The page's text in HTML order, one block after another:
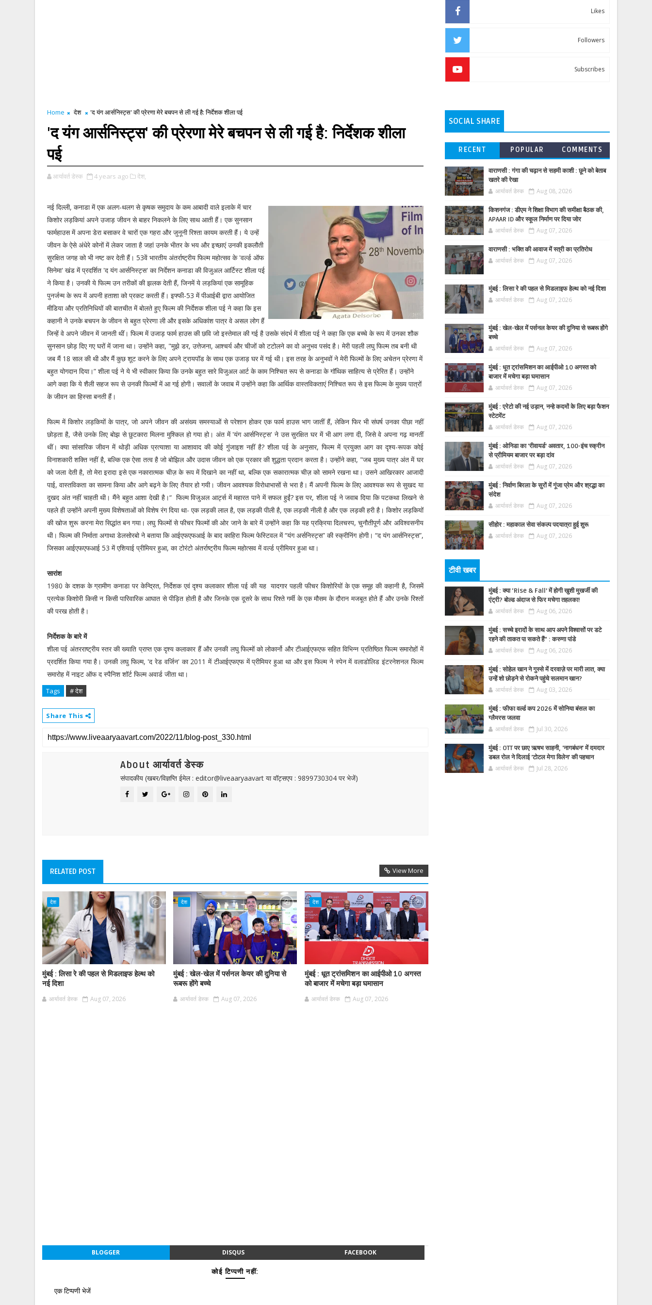
Home देश 'द यंग आर्सनिस्ट्स' की प्रेरणा मेरे बचपन से ली गई है: निर्देशक शीला पई
'द यंग आर्सनिस्ट्स' की प्रेरणा मेरे बचपन से ली गई है: निर्देशक शीला
पई
आर्यावर्त डेस्क 4 years ago देश,
नई दिल्ली, कनाडा में एक अलग-थलग से कृषक समुदाय के कम आबादी वाले इलाके में चार
किशोर लड़कियां अपने उजाड़ जीवन से बाहर निकलने के लिए साथ आती हैं। एक सुनसान
फार्महाउस में अपना डेरा बसाकर वे चारों एक गहरा और जुनूनी रिश्ता कायम करती हैं। ये उन्हें
जीवन के ऐसे अंधेरे कोनों में लेकर जाता है जहां उनके भीतर के भय और इच्छाएं उनकी इकलौती
सुरक्षित जगह को भी नष्ट कर देती हैं। 53वें भारतीय अंतर्राष्ट्रीय फिल्म महोत्सव के 'वर्ल्ड ऑफ
सिनेमा' खंड में प्रदर्शित 'द यंग आर्सनिस्ट्स' का निर्देशन कनाडा की विजुअल आर्टिस्ट शीला पई
ने किया है। उनकी ये फिल्म उन तरीकों की झलक देती हैं, जिनमें ये लड़कियां एक सामूहिक
पुनर्जन्म के रूप में अपनी हताशा को प्रकट करती हैं। इफ्फी-53 में पीआईबी द्वारा आयोजित
मीडिया और प्रतिनिधियों की बातचीत में बोलते हुए फिल्म की निर्देशक शीला पई ने कहा कि इस
कहानी ने उनके बचपन के जीवन से बहुत प्रेरणा ली और इसके अधिकांश पात्र वे असल लोग हैं
जिन्हें वे अपने जीवन में जानती थीं। फिल्म में उजाड़ फार्म हाउस की छवि जो इस्तेमाल की गई है उसके संदर्भ में शीला पई ने कहा कि एक बच्चे के रूप में उनका शौक
सुनसान छोड़ दिए गए घरों में जाना था। उन्होंने कहा, "मुझे डर, उत्तेजना, आश्चर्य और चीजों को टटोलने का वो अनुभव पसंद है। मेरी पहली लघु फिल्म तब बनी थी
जब मैं 18 साल की थी और मैं कुछ शूट करने के लिए अपने ट्रायपॉड के साथ एक उजाड़ घर में गई थी। इस तरह के अनुभवों ने मेरी फिल्मों के लिए अचेतन प्रेरणा में
बहुत योगदान दिया।” शीला पई ने ये भी स्वीकार किया कि उनके बहुत सारे विजुअल आर्ट के काम निश्चित रूप से कनाडा के गॉथिक साहित्य से प्रेरित हैं। उन्होंने
आगे कहा कि ये शैली सहज रूप से उनकी फिल्मों में आ गई होगी। सवालों के जवाब में उन्होंने कहा कि आर्थिक वास्तविकताएं निश्चित रूप से इस फिल्म के मुख्य पात्रों
के जीवन का हिस्सा बनती हैं।
फिल्म में किशोर लड़कियों के पात्र, जो अपने जीवन की असंख्य समस्याओं से परेशान होकर एक फार्म हाउस भाग जातीं हैं, लेकिन फिर भी संघर्ष उनका पीछा नहीं
छोड़ता है, जैसे उनके लिए बोझ से छुटकारा मिलना मुश्किल हो गया हो। अंत में 'यंग आर्सनिस्ट्स' ने उस सुरक्षित घर में भी आग लगा दी, जिसे वे अपना गढ़ मानतीं
थीं। क्या सांसारिक जीवन में थोड़ी अधिक प्रत्याशा या आशावाद की कोई गुंजाइश नहीं है? शीला पई के अनुसार, फिल्म में प्रयुक्त आग का दृश्य-रूपक कोई
विनाशकारी शक्ति नहीं है, बल्कि एक ऐसा तत्व है जो बोझिल और उदास जीवन को एक प्रकार की शुद्धता प्रदान करता है। उन्होंने कहा, "जब मुख्य पात्र अंत में घर
को जला देती है, तो मेरा इरादा इसे एक नकारात्मक चीज़ के रूप में दिखाने का नहीं था, बल्कि एक सकारात्मक चीज़ को सामने रखना था। उसने आखिरकार आजादी
पाई, वास्तविकता का सामना किया और आगे बढ़ने के लिए तैयार हो गयी। जीवन आवश्यक विरोधाभासों से भरा है। मैं अपनी फिल्म के लिए आवश्यक रूप से सुखद या
दुखद अंत नहीं चाहती थी। मैंने बहुत आशा देखी है।“ फिल्म विजुअल आर्ट्स में महारत पाने में सफल हुईं? इस पर, शीला पई ने जवाब दिया कि पटकथा लिखने से
पहले ही उन्होंने अपनी मुख्य विशेषताओं को विशेष रंग दिया था- एक लड़की लाल है, एक लड़की पीली है, एक लड़की नीली है और एक लड़की हरी है। किशोर लड़कियों
की खोज शुरू करना मेरा सिद्धांत बन गया। लघु फिल्मों से फीचर फिल्मों की ओर जाने के बारे में उन्होंने कहा कि यह प्रक्रिया दिलचस्प, चुनौतीपूर्ण और अविश्वसनीय
थी। फिल्म की निर्माता अगाथा डेलसोरबो ने बताया कि आईएफएफआई के बाद काहिरा फिल्म फेस्टिवल में “यंग अर्सनिस्ट्स” की स्क्रीनिंग होगी। “द यंग आर्सनिस्ट्स”,
जिसका आईएफएफआई 53 में एशियाई प्रीमियर हुआ, का टोरंटो अंतर्राष्ट्रीय फिल्म महोत्सव में वर्ल्ड प्रीमियर हुआ था।
सारांश
1980 के दशक के ग्रामीण कनाडा पर केन्द्रित, निर्देशक एवं दृश्य कलाकार शीला पई की यह यादगार पहली फीचर किशोरियों के एक समूह की कहानी है, जिसमें
प्रत्येक किशोरी किसी न किसी पारिवारिक आघात से पीड़ित होती है और जिनके एक दूसरे के साथ रिश्ते गर्मी के एक मौसम के दौरान मजबूत होते हैं और उनके रिश्तों
की परख होती है।
निर्देशक के बारे में
शीला पई अंतरराष्ट्रीय स्तर की ख्याति प्राप्त एक दृश्य कलाकार हैं और उनकी लघु फिल्मों को लोकार्नो और टीआईएफएफ सहित विभिन्न प्रतिष्ठित फिल्म समारोहों में
प्रदर्शित किया गया है। उनकी लघु फिल्म, 'द रेड वर्जिन' का 2011 में टीआईएफएफ में प्रीमियर हुआ था और इस फिल्म ने स्पेन में वलाडोलिड इंटरनेशनल फिल्म
समारोह में नाइट ऑफ द स्पैनिश शॉर्ट फिल्म अवार्ड जीता था।
Tags # देश
Share This
About आर्यावर्त डेस्क
संपादकीय (खबर/विज्ञप्ति ईमेल : editor@liveaaryaavart या वॉट्सएप : 9899730304 पर भेजें)
RELATED POST View More
देश
मुंबई : लिसा रे की पहल से मिडलाइफ हेल्थ को
नई दिशा
आर्यावर्त डेस्क Aug 07, 2026
देश
मुंबई : खेल-खेल में पर्सनल केयर की दुनिया से
रूबरू होंगे बच्चे
आर्यावर्त डेस्क Aug 07, 2026
देश
मुंबई : धूत ट्रांसमिशन का आईपीओ 10 अगस्त
को बाजार में मचेगा बड़ा घमासान
आर्यावर्त डेस्क Aug 07, 2026
BLOGGER DISQUS FACEBOOK
कोई टिप्पणी नहीं:
एक टिप्पणी भेजें
Likes
Followers
Subscribes
SOCIAL SHARE
RECENT POPULAR COMMENTS
वाराणसी : गंगा की चढ़ान से सहमी काशी : छूने को बेताब
खतरे की रेखा
आर्यावर्त डेस्क Aug 08, 2026
किशनगंज : डीएम ने शिक्षा विभाग की समीक्षा बैठक की,
APAAR ID और स्कूल निर्माण पर दिया जोर
आर्यावर्त डेस्क Aug 07, 2026
वाराणसी : भक्ति की आवाज में स्त्री का प्रतिरोध
आर्यावर्त डेस्क Aug 07, 2026
मुंबई : लिसा रे की पहल से मिडलाइफ हेल्थ को नई दिशा
आर्यावर्त डेस्क Aug 07, 2026
मुंबई : खेल-खेल में पर्सनल केयर की दुनिया से रूबरू होंगे
बच्चे
आर्यावर्त डेस्क Aug 07, 2026
मुंबई : धूत ट्रांसमिशन का आईपीओ 10 अगस्त को
बाजार में मचेगा बड़ा घमासान
आर्यावर्त डेस्क Aug 07, 2026
मुंबई : एरेटो की नई उड़ान, नन्हे कदमों के लिए बड़ा फैशन
स्टेटमेंट
आर्यावर्त डेस्क Aug 07, 2026
मुंबई : ओनिडा का 'रीवायर्ड’ अवतार, 100-इंच स्क्रीन
से प्रीमियम बाजार पर बड़ा दांव
आर्यावर्त डेस्क Aug 07, 2026
मुंबई : निर्वाण बिरला के सुरों में गूंजा प्रेम और श्रद्धा का
संदेश
आर्यावर्त डेस्क Aug 07, 2026
सीहोर : महाकाल सेवा संकल्प पदयात्रा हुई शुरू
आर्यावर्त डेस्क Aug 07, 2026
टीवी खबर
मुंबई : क्या ‘Rise & Fall’ में होगी खुशी मुखर्जी की
एंट्री? बोल्ड अंदाज से फिर मचेगा तहलका!
आर्यावर्त डेस्क Aug 06, 2026
मुंबई : सच्चे इरादों के साथ आप अपने विश्वासों पर डटे
रहने की ताकत पा सकते हैं” : करुणा पांडे
आर्यावर्त डेस्क Aug 06, 2026
मुंबई : सोहेल खान ने गुस्से में दरवाज़े पर मारी लात, क्या
उन्हें शो छोड़ने से रोकने पहुंचे सलमान खान?
आर्यावर्त डेस्क Aug 03, 2026
मुंबई : फीफा वर्ल्ड कप 2026 में सोनिया बंसल का
ग्लैमरस जलवा
आर्यावर्त डेस्क Jul 30, 2026
मुंबई : OTT पर छाए ऋषभ साहनी, 'नागबंधन' में दमदार
डबल रोल ने दिलाई 'टोटल मेगा विलेन' की पहचान
आर्यावर्त डेस्क Jul 28, 2026